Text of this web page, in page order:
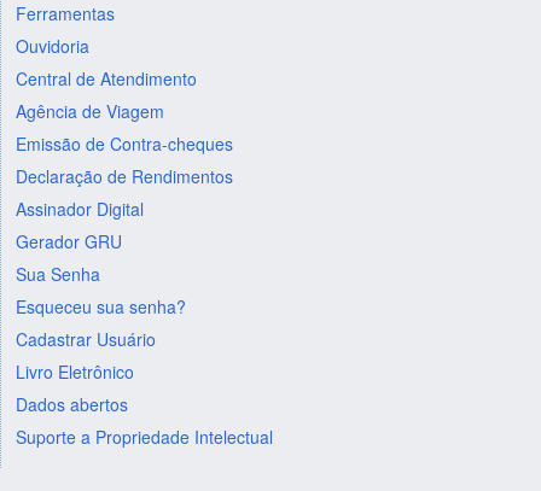
Ferramentas
Ouvidoria
Central de Atendimento
Agência de Viagem
Emissão de Contra-cheques
Declaração de Rendimentos
Assinador Digital
Gerador GRU
Sua Senha
Esqueceu sua senha?
Cadastrar Usuário
Livro Eletrônico
Dados abertos
Suporte a Propriedade Intelectual